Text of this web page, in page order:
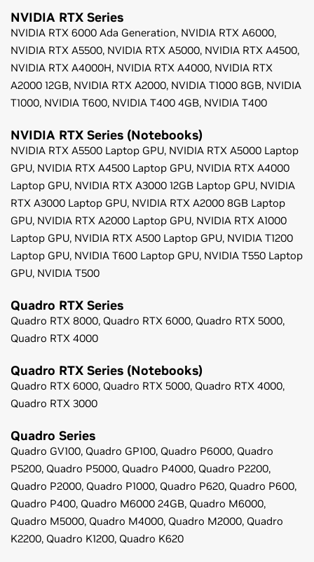
NVIDIA RTX Series
NVIDIA RTX 6000 Ada Generation, NVIDIA RTX A6000,
NVIDIA RTX A5500, NVIDIA RTX A5000, NVIDIA RTX A4500,
NVIDIA RTX A4000H, NVIDIA RTX A4000, NVIDIA RTX
A2000 12GB, NVIDIA RTX A2000, NVIDIA T1000 8GB, NVIDIA
T1000, NVIDIA T600, NVIDIA T400 4GB, NVIDIA T400
NVIDIA RTX Series (Notebooks)
NVIDIA RTX A5500 Laptop GPU, NVIDIA RTX A5000 Laptop
GPU, NVIDIA RTX A4500 Laptop GPU, NVIDIA RTX A4000
Laptop GPU, NVIDIA RTX A3000 12GB Laptop GPU, NVIDIA
RTX A3000 Laptop GPU, NVIDIA RTX A2000 8GB Laptop
GPU, NVIDIA RTX A2000 Laptop GPU, NVIDIA RTX A1000
Laptop GPU, NVIDIA RTX A500 Laptop GPU, NVIDIA T1200
Laptop GPU, NVIDIA T600 Laptop GPU, NVIDIA T550 Laptop
GPU, NVIDIA T500
Quadro RTX Series
Quadro RTX 8000, Quadro RTX 6000, Quadro RTX 5000,
Quadro RTX 4000
Quadro RTX Series (Notebooks)
Quadro RTX 6000, Quadro RTX 5000, Quadro RTX 4000,
Quadro RTX 3000
Quadro Series
Quadro GV100, Quadro GP100, Quadro P6000, Quadro
P5200, Quadro P5000, Quadro P4000, Quadro P2200,
Quadro P2000, Quadro P1000, Quadro P620, Quadro P600,
Quadro P400, Quadro M6000 24GB, Quadro M6000,
Quadro M5000, Quadro M4000, Quadro M2000, Quadro
K2200, Quadro K1200, Quadro K620